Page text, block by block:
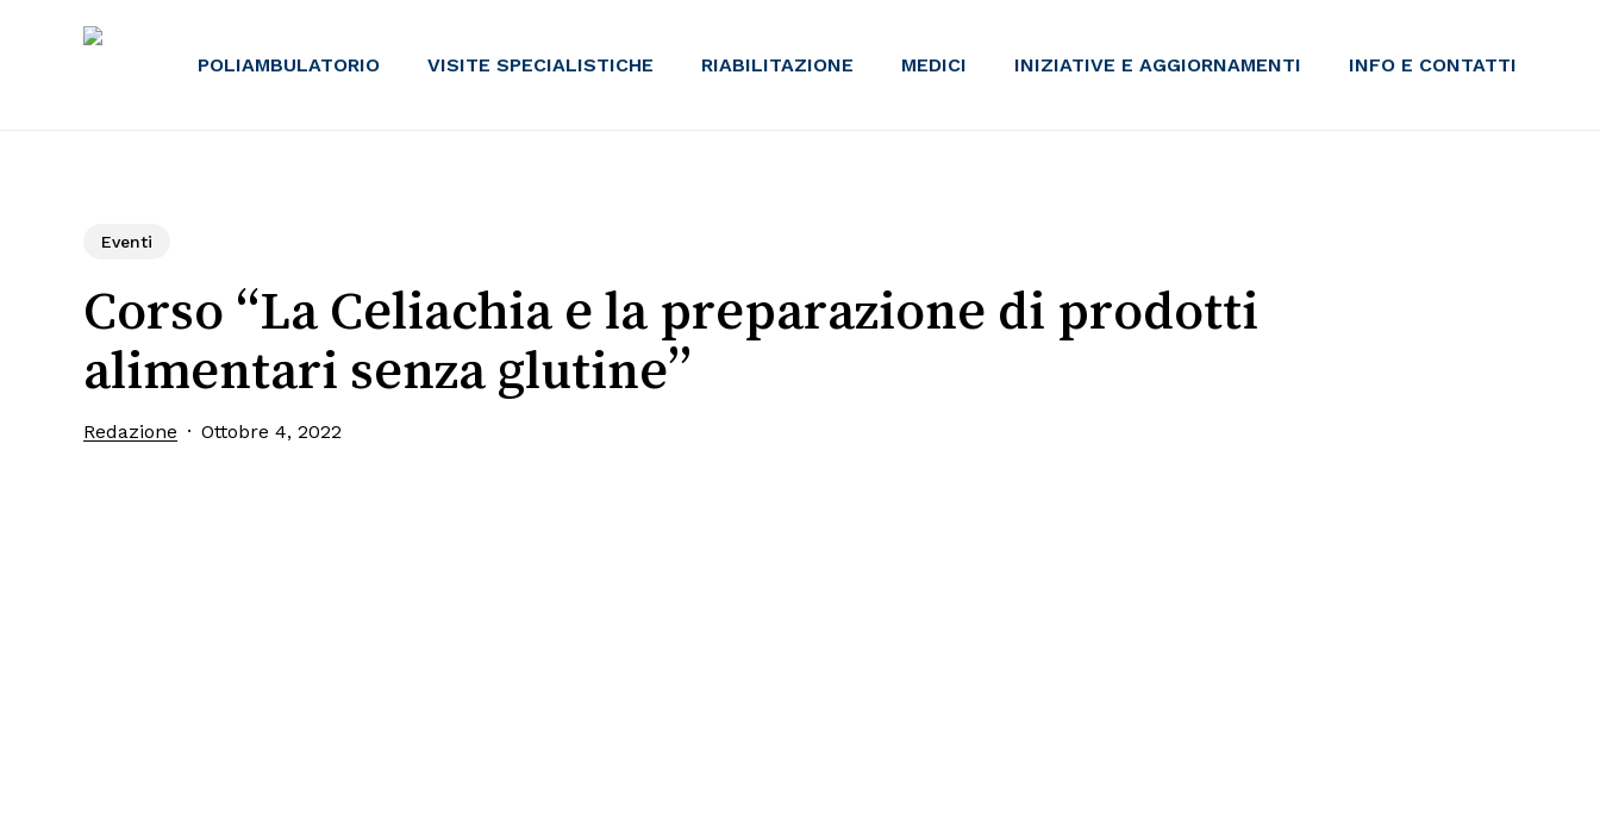
POLIAMBULATORIO VISITE SPECIALISTICHE RIABILITAZIONE MEDICI INIZIATIVE E AGGIORNAMENTI INFO E CONTATTI
Eventi
Corso “La Celiachia e la preparazione di prodotti
alimentari senza glutine”
Redazione Ottobre 4, 2022